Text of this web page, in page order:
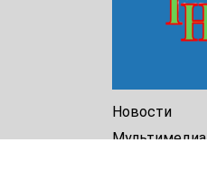
Новости
Мультимедиа